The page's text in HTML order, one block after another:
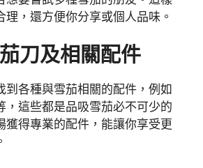
理，還方便你分享或個人品味。
刀及相關配件
到各種與雪茄相關的配件，例如
，這些都是品吸雪茄必不可少的
獲得專業的配件，能讓你享受更